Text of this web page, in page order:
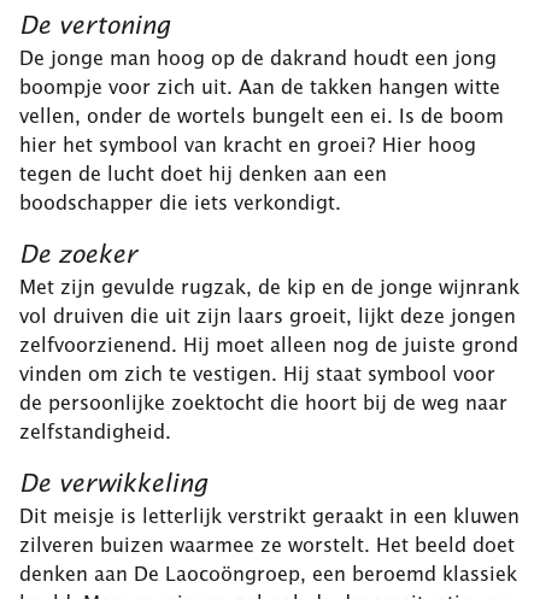
De vertoning
De jonge man hoog op de dakrand houdt een jong
boompje voor zich uit. Aan de takken hangen witte
vellen, onder de wortels bungelt een ei. Is de boom
hier het symbool van kracht en groei? Hier hoog
tegen de lucht doet hij denken aan een
boodschapper die iets verkondigt.
De zoeker
Met zijn gevulde rugzak, de kip en de jonge wijnrank
vol druiven die uit zijn laars groeit, lijkt deze jongen
zelfvoorzienend. Hij moet alleen nog de juiste grond
vinden om zich te vestigen. Hij staat symbool voor
de persoonlijke zoektocht die hoort bij de weg naar
zelfstandigheid.
De verwikkeling
Dit meisje is letterlijk verstrikt geraakt in een kluwen
zilveren buizen waarmee ze worstelt. Het beeld doet
denken aan De Laocoöngroep, een beroemd klassiek